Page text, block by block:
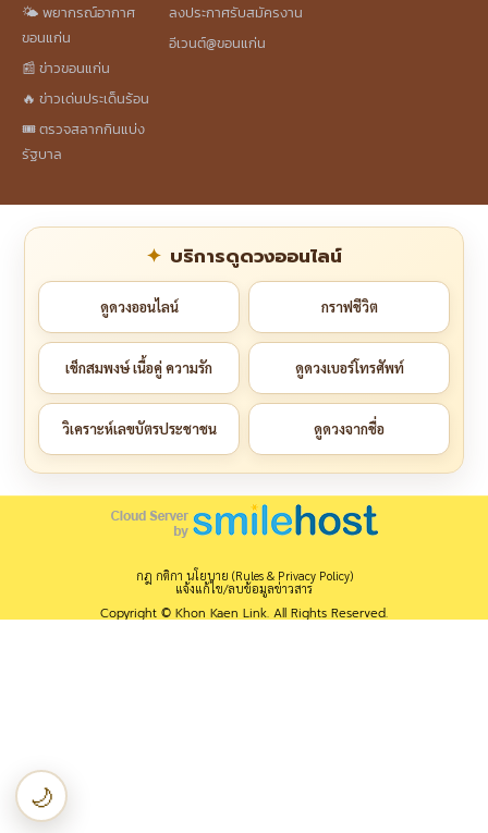
🌤️ พยากรณ์อากาศ
ขอนแก่น
📰 ข่าวขอนแก่น
🔥 ข่าวเด่นประเด็นร้อน
🎟️ ตรวจสลากกินแบ่ง
รัฐบาล
ลงประกาศรับสมัครงาน
อีเวนต์@ขอนแก่น
บริการดูดวงออนไลน์
ดูดวงออนไลน์ กราฟชีวิต
เช็กสมพงษ์ เนื้อคู่ ความรัก ดูดวงเบอร์โทรศัพท์
วิเคราะห์เลขบัตรประชาชน ดูดวงจากชื่อ
กฎ กติกา นโยบาย (Rules & Privacy Policy)
แจ้งแก้ไข/ลบข้อมูลข่าวสาร
Copyright © Khon Kaen Link. All Rights Reserved.
🌙เปลี่ยนเป็นโหมดกลางคืน